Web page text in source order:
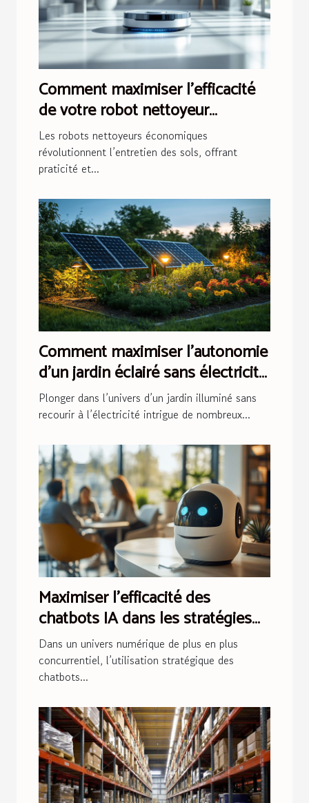
Comment maximiser l'efficacité
de votre robot nettoyeur
économique ?
Les robots nettoyeurs économiques
révolutionnent l’entretien des sols, offrant
praticité et...
Comment maximiser l'autonomie
d'un jardin éclairé sans électricité
?
Plonger dans l’univers d’un jardin illuminé sans
recourir à l’électricité intrigue de nombreux...
Maximiser l'efficacité des
chatbots IA dans les stratégies
marketing
Dans un univers numérique de plus en plus
concurrentiel, l’utilisation stratégique des
chatbots...